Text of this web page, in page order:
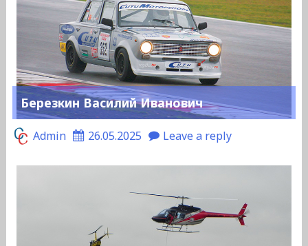
Березкин Василий Иванович
Admin 26.05.2025 Leave a reply